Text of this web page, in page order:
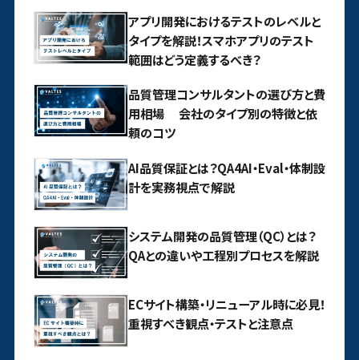
アプリ開発におけるテストのレベルと
タイプを解説！スマホアプリのテスト
範囲はどう定義するべき？
品質管理コンサルタントの選び方と費
用相場 会社のタイプ別の特徴と依
頼のコツ
AI品質保証とは？QA4AI・Eval・体制設
計を実務視点で解説
システム開発の品質管理（QC）とは？
QAとの違いや工程別プロセスを解説
ECサイト構築・リニューアル時に必見！
重視すべき観点・テストと注意点